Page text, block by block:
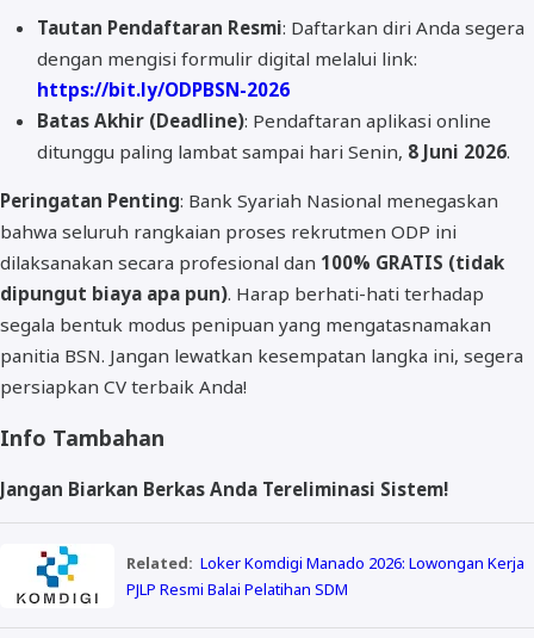
Tautan Pendaftaran Resmi: Daftarkan diri Anda segera
dengan mengisi formulir digital melalui link:
https://bit.ly/ODPBSN-2026
Batas Akhir (Deadline): Pendaftaran aplikasi online
ditunggu paling lambat sampai hari Senin, 8 Juni 2026.
Peringatan Penting: Bank Syariah Nasional menegaskan
bahwa seluruh rangkaian proses rekrutmen ODP ini
dilaksanakan secara profesional dan 100% GRATIS (tidak
dipungut biaya apa pun). Harap berhati-hati terhadap
segala bentuk modus penipuan yang mengatasnamakan
panitia BSN. Jangan lewatkan kesempatan langka ini, segera
persiapkan CV terbaik Anda!
Info Tambahan
Jangan Biarkan Berkas Anda Tereliminasi Sistem!
Related: Loker Komdigi Manado 2026: Lowongan Kerja
PJLP Resmi Balai Pelatihan SDM